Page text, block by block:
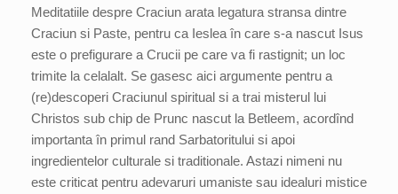
Meditatiile despre Craciun arata legatura stransa dintre
Craciun si Paste, pentru ca Ieslea în care s-a nascut Isus
este o prefigurare a Crucii pe care va fi rastignit; un loc
trimite la celalalt. Se gasesc aici argumente pentru a
(re)descoperi Craciunul spiritual si a trai misterul lui
Christos sub chip de Prunc nascut la Betleem, acordînd
importanta în primul rand Sarbatoritului si apoi
ingredientelor culturale si traditionale. Astazi nimeni nu
este criticat pentru adevaruri umaniste sau idealuri mistice